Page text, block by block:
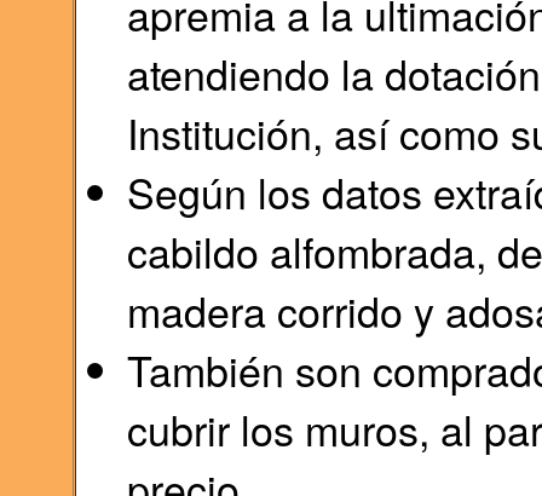
apremia a la
atendiendo la
Institución, así como
Según los datos
cabildo alfombrada,
madera corrido y
También son
cubrir los muros, al